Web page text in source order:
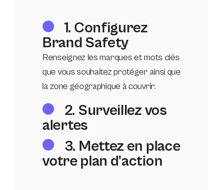
1. Configurez
Brand Safety
Renseignez les marques et mots clés
que vous souhaitez protéger ainsi que
la zone géographique à couvrir.
2. Surveillez vos
alertes
3. Mettez en place
votre plan d’action